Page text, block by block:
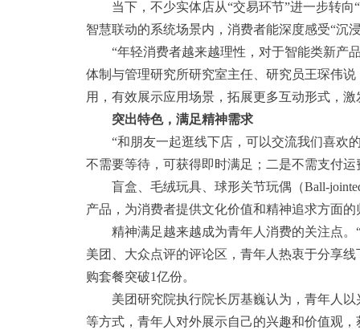
当下，不少实体店从“交易环节”进一步转向“
智慧联动的系统场景内，消费者能深度感受“沉
“年轻消费者越来越理性，对于智能类新产品
体制与管理研究所研究室主任、研究员王琛伟
用，有效展示应用场景，拓展更多互动形式，
突出特色，满足精神需求
“和朋友一起逛线下店，可以交流我们喜欢的
不需要等待，可获得即时满足；二是不需支付
盲盒、毛绒玩具、球形关节玩偶（Ball-
产品，为消费者提供文化价值和精神追求方面的
精神满足越来越成为青年人消费的关注点。“
美团、大众点评的评论区，青年人热衷于分享
购套餐突破1亿份。
美团研究院执行院长厉基巍认为，青年人以
等方式，青年人对外展示自己的兴趣和价值观